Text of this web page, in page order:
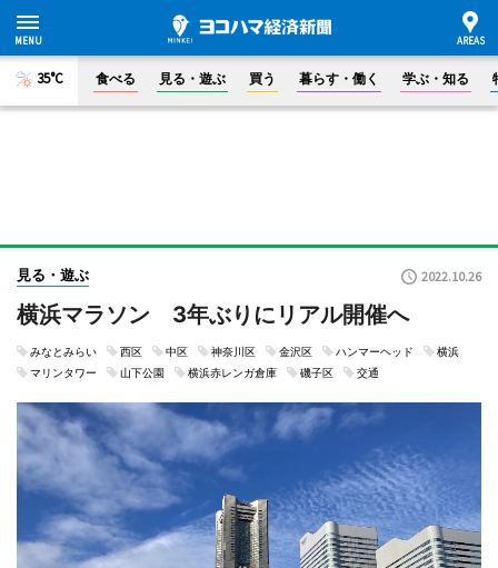
35°C 食べる 見る・遊ぶ 買う 暮らす・働く 学ぶ・知る
見る・遊ぶ 2022.10.26
横浜マラソン 3年ぶりにリアル開催へ
みなとみらい 西区 中区 神奈川区 金沢区 ハンマーヘッド
横浜
マリンタワー
山下公園 横浜赤レンガ倉庫 磯子区 交通